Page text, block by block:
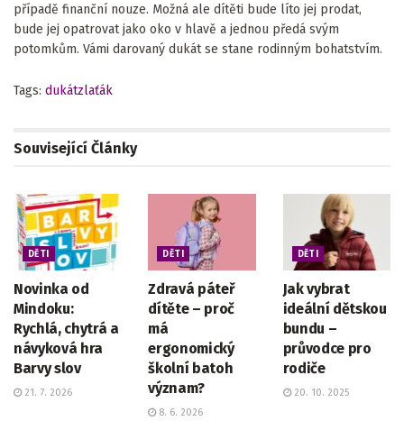
případě finanční nouze. Možná ale dítěti bude líto jej prodat,
bude jej opatrovat jako oko v hlavě a jednou předá svým
potomkům. Vámi darovaný dukát se stane rodinným bohatstvím.
Tags: dukátzlaťák
Související Články
DĚTI
Novinka od
Mindoku:
Rychlá, chytrá a
návyková hra
Barvy slov
21. 7. 2026
DĚTI
Zdravá páteř
dítěte – proč
má
ergonomický
školní batoh
význam?
8. 6. 2026
DĚTI
Jak vybrat
ideální dětskou
bundu –
průvodce pro
rodiče
20. 10. 2025